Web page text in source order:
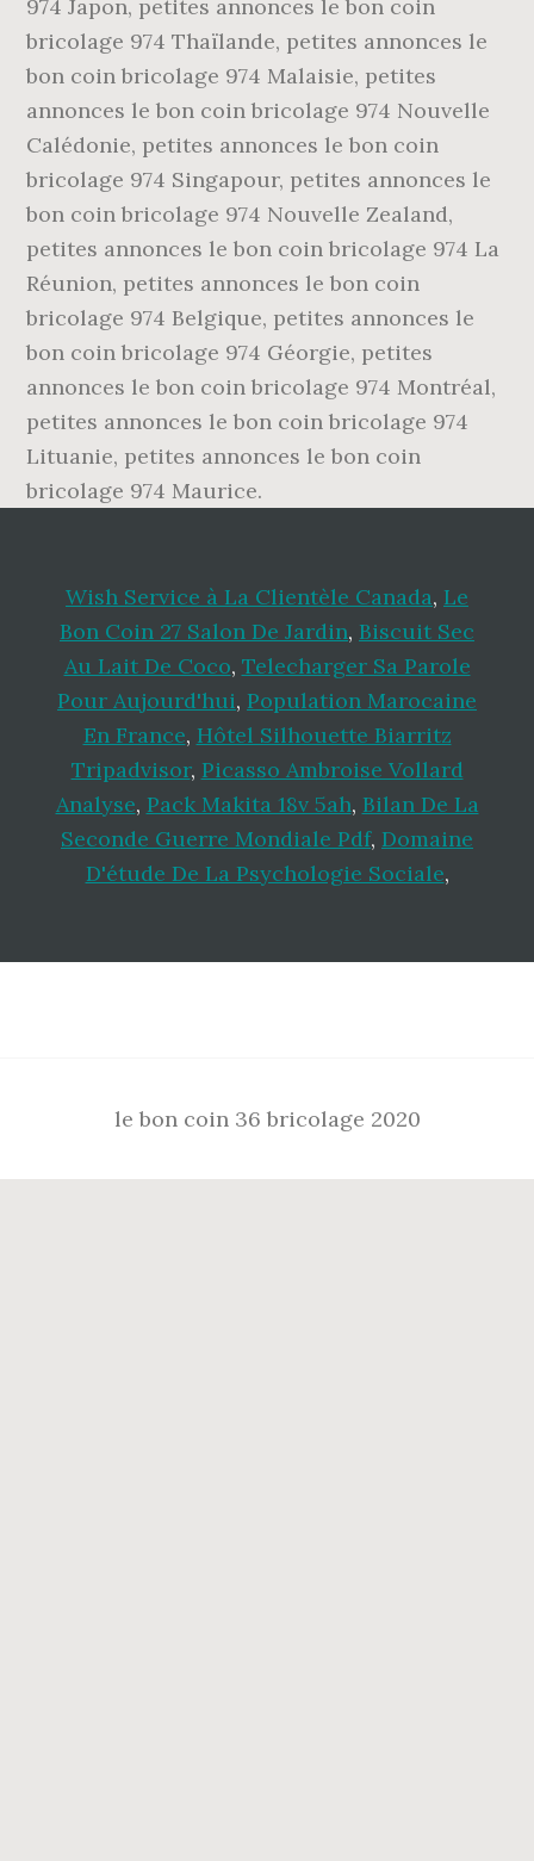
Wish Service à La Clientèle Canada, Le
Bon Coin 27 Salon De Jardin, Biscuit Sec
Au Lait De Coco, Telecharger Sa Parole
Pour Aujourd'hui, Population Marocaine
En France, Hôtel Silhouette Biarritz
Tripadvisor, Picasso Ambroise Vollard
Analyse, Pack Makita 18v 5ah, Bilan De La
Seconde Guerre Mondiale Pdf, Domaine
D'étude De La Psychologie Sociale,
le bon coin 36 bricolage 2020